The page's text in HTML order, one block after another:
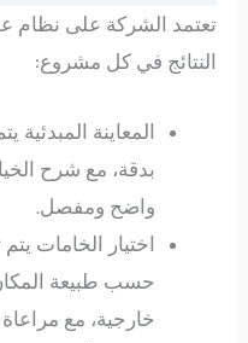
تعتمد الشركة على
النتائج في كل مشروع:
المعاينة
بدقة، مع شرح
واضح ومفصل.
اختيار الخامات
حسب طبيعة
خارجية، مع